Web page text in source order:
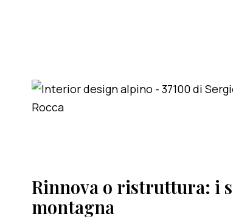
Rinnova o ristruttura: i
montagna